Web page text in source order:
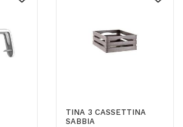
TINA 3 CASSETTINA
SABBIA